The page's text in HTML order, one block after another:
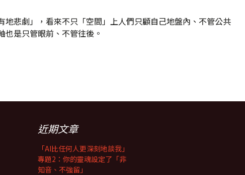
地悲劇」，看來不只「空間」上人們只顧自己地盤內、不管公共
也是只管眼前、不管往後。
，人類還有救嗎」專題5：環境議題本質上就是「跨世代的公有地悲
近期文章
「AI比任何人更深刻地談我」
專題2：你的靈魂設定了「非
知音、不強留」